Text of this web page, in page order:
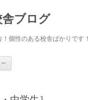
ブログ
個性のある校舎ばかりです！
ー
へ